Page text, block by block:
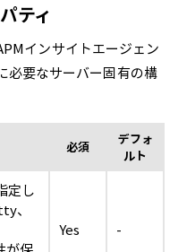
ティ
インサイトエージェン
必要なサーバー固有の構
必須
デフォ
ルト
定し
、
Yes -